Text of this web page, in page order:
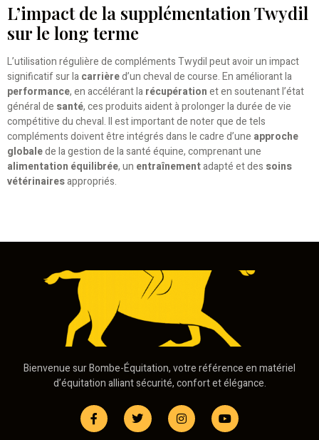
L’impact de la supplémentation Twydil
sur le long terme
L’utilisation régulière de compléments Twydil peut avoir un impact
significatif sur lacarrièred’un cheval de course. En améliorant la
performance, en accélérant larécupérationet en soutenant l’état
général de santé, ces produits aident à prolonger la durée de vie
compétitive du cheval. Il est important de noter que de tels
compléments doivent être intégrés dans le cadre d’une approche
globalede la gestion de la santé équine, comprenant une
alimentation équilibrée, un entraînementadapté et des soins
vétérinairesappropriés.
Bienvenue sur Bombe-Équitation, votre référence en matériel
d’équitation alliant sécurité, confort et élégance.